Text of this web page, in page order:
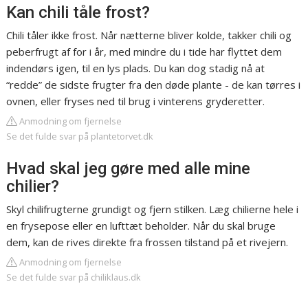
Kan chili tåle frost?
Chili tåler ikke frost. Når nætterne bliver kolde, takker chili og
peberfrugt af for i år, med mindre du i tide har flyttet dem
indendørs igen, til en lys plads. Du kan dog stadig nå at
“redde” de sidste frugter fra den døde plante - de kan tørres i
ovnen, eller fryses ned til brug i vinterens gryderetter.
Anmodning om fjernelse
Se det fulde svar på plantetorvet.dk
Hvad skal jeg gøre med alle mine
chilier?
Skyl chilifrugterne grundigt og fjern stilken. Læg chilierne hele i
en frysepose eller en lufttæt beholder. Når du skal bruge
dem, kan de rives direkte fra frossen tilstand på et rivejern.
Anmodning om fjernelse
Se det fulde svar på chiliklaus.dk